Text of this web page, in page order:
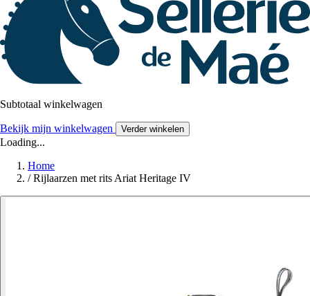
Subtotaal winkelwagen
Bekijk mijn winkelwagen Verder winkelen
Loading...
Home
/ Rijlaarzen met rits Ariat Heritage IV